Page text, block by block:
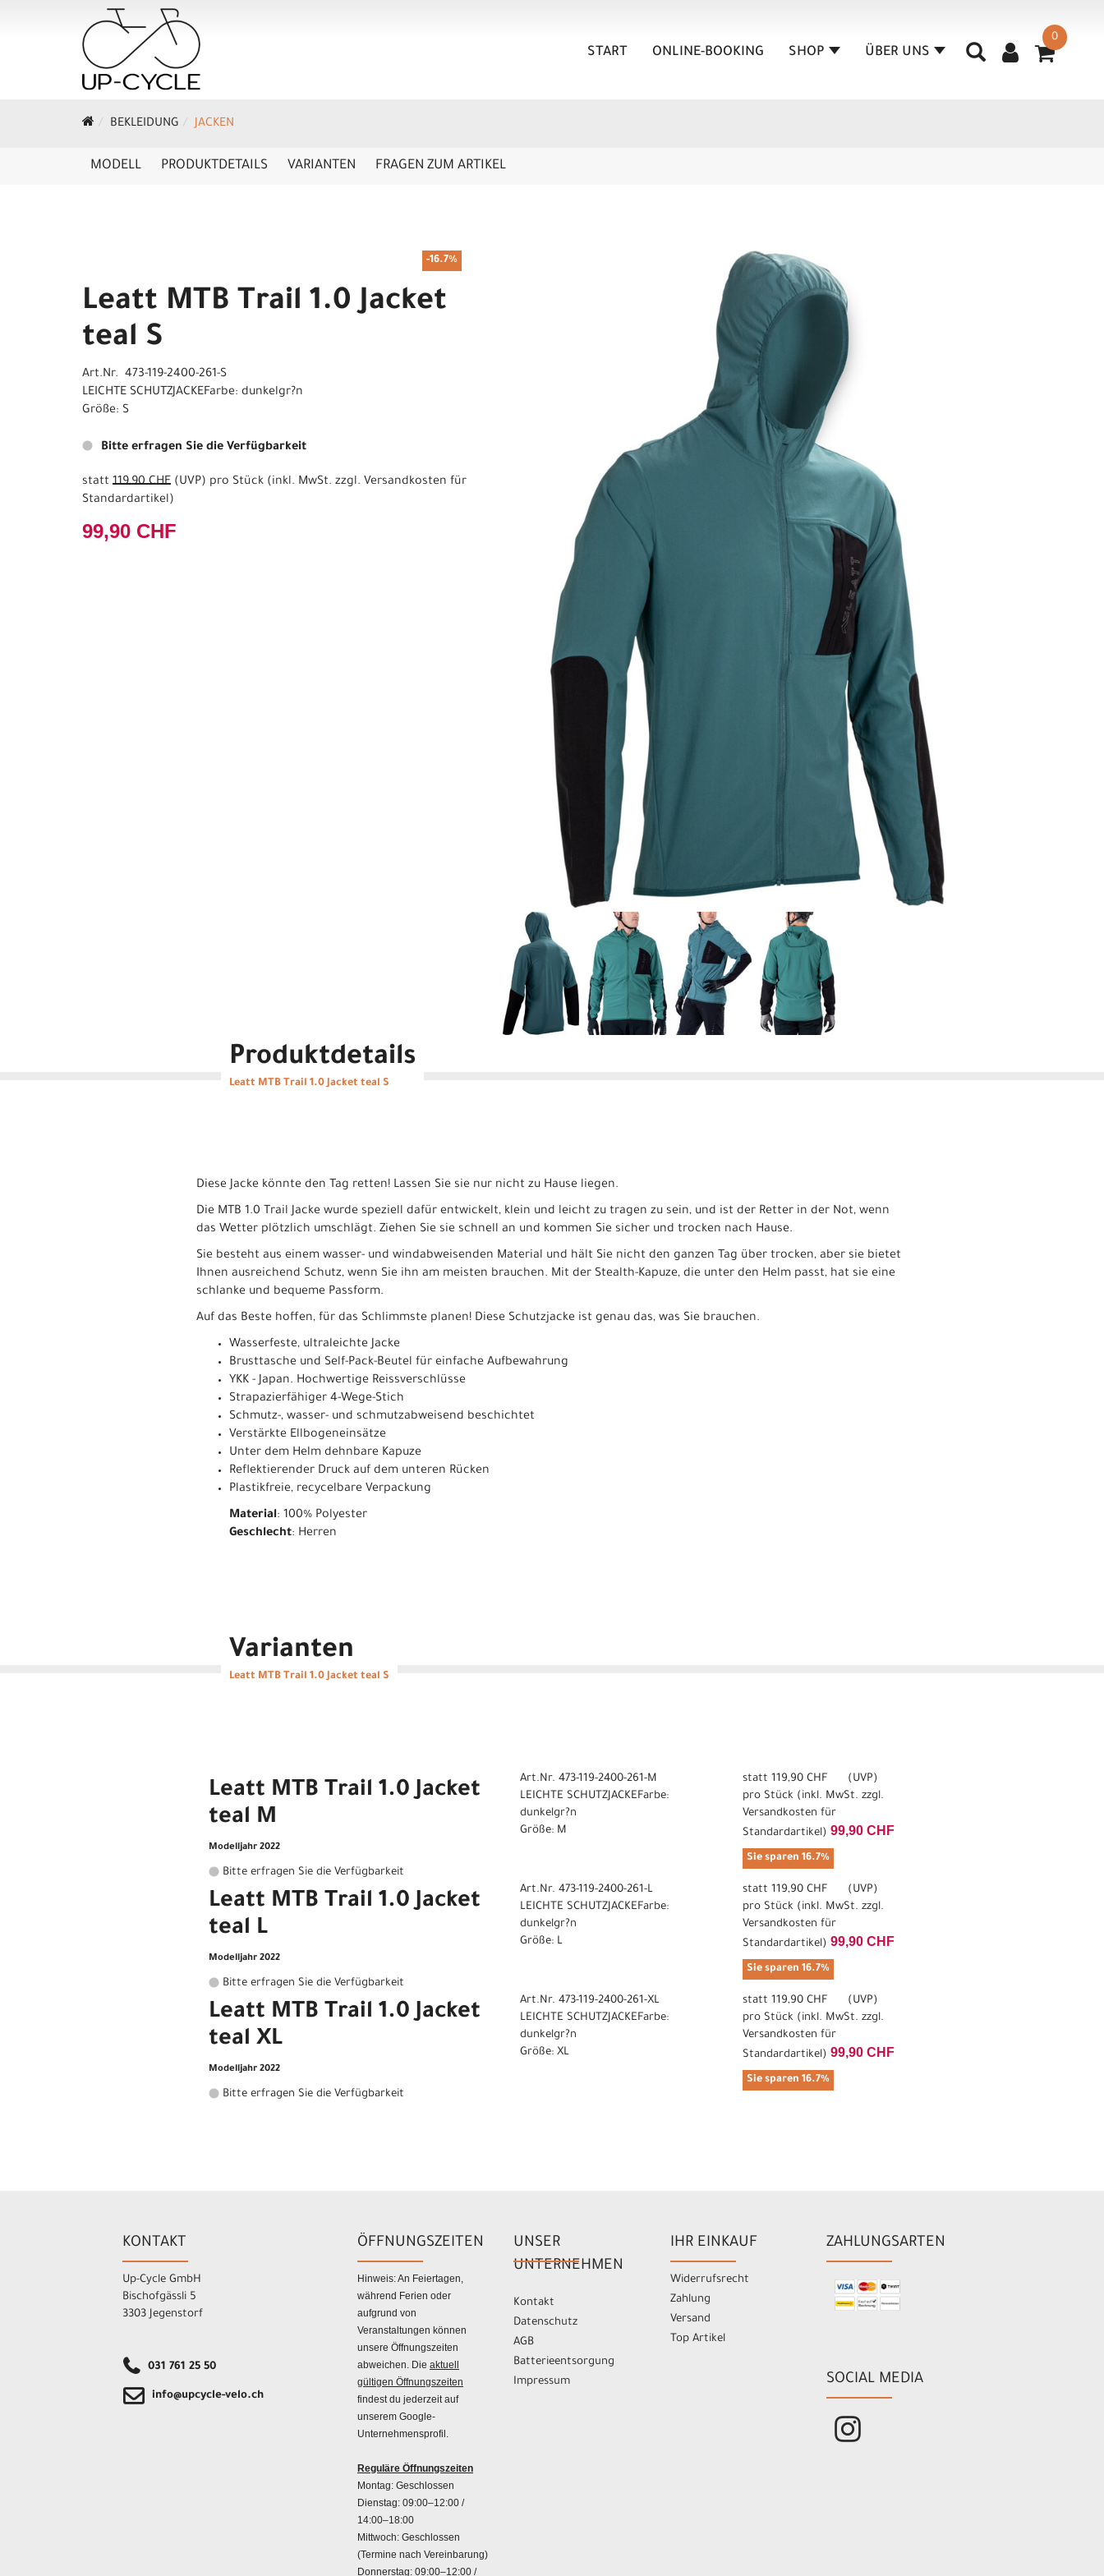
0
START ONLINE-BOOKING SHOP ÜBER UNS
BEKLEIDUNG JACKEN
MODELL PRODUKTDETAILS VARIANTEN FRAGEN ZUM ARTIKEL
-16.7%
Leatt MTB Trail 1.0 Jacket
teal S
Art.Nr. 473-119-2400-261-S
LEICHTE SCHUTZJACKEFarbe: dunkelgr?n
Größe: S
Bitte erfragen Sie die Verfügbarkeit
statt 119,90 CHF (UVP) pro Stück (inkl. MwSt. zzgl. Versandkosten für
Standardartikel)
99,90 CHF
Produktdetails
Leatt MTB Trail 1.0 Jacket teal S
Diese Jacke könnte den Tag retten! Lassen Sie sie nur nicht zu Hause liegen.
Die MTB 1.0 Trail Jacke wurde speziell dafür entwickelt, klein und leicht zu tragen zu sein, und ist der Retter in der Not, wenn
das Wetter plötzlich umschlägt. Ziehen Sie sie schnell an und kommen Sie sicher und trocken nach Hause.
Sie besteht aus einem wasser- und windabweisenden Material und hält Sie nicht den ganzen Tag über trocken, aber sie bietet
Ihnen ausreichend Schutz, wenn Sie ihn am meisten brauchen. Mit der Stealth-Kapuze, die unter den Helm passt, hat sie eine
schlanke und bequeme Passform.
Auf das Beste hoffen, für das Schlimmste planen! Diese Schutzjacke ist genau das, was Sie brauchen.
Wasserfeste, ultraleichte Jacke
Brusttasche und Self-Pack-Beutel für einfache Aufbewahrung
YKK - Japan. Hochwertige Reissverschlüsse
Strapazierfähiger 4-Wege-Stich
Schmutz-, wasser- und schmutzabweisend beschichtet
Verstärkte Ellbogeneinsätze
Unter dem Helm dehnbare Kapuze
Reflektierender Druck auf dem unteren Rücken
Plastikfreie, recycelbare Verpackung
Material: 100% Polyester
Geschlecht: Herren
Varianten
Leatt MTB Trail 1.0 Jacket teal S
Leatt MTB Trail 1.0 Jacket
teal M
Modelljahr 2022
Bitte erfragen Sie die Verfügbarkeit
Art.Nr. 473-119-2400-261-M
LEICHTE SCHUTZJACKEFarbe:
dunkelgr?n
Größe: M
statt 119,90 CHF ( UVP)
pro Stück (inkl. MwSt. zzgl.
Versandkosten für
Standardartikel) 99,90 CHF
Sie sparen 16.7%
Leatt MTB Trail 1.0 Jacket
teal L
Modelljahr 2022
Bitte erfragen Sie die Verfügbarkeit
Art.Nr. 473-119-2400-261-L
LEICHTE SCHUTZJACKEFarbe:
dunkelgr?n
Größe: L
statt 119,90 CHF ( UVP)
pro Stück (inkl. MwSt. zzgl.
Versandkosten für
Standardartikel) 99,90 CHF
Sie sparen 16.7%
Leatt MTB Trail 1.0 Jacket
teal XL
Modelljahr 2022
Bitte erfragen Sie die Verfügbarkeit
Art.Nr. 473-119-2400-261-XL
LEICHTE SCHUTZJACKEFarbe:
dunkelgr?n
Größe: XL
statt 119,90 CHF ( UVP)
pro Stück (inkl. MwSt. zzgl.
Versandkosten für
Standardartikel) 99,90 CHF
Sie sparen 16.7%
KONTAKT
Up-Cycle GmbH
Bischofgässli 5
3303 Jegenstorf
031 761 25 50
info@upcycle-velo.ch
ÖFFNUNGSZEITEN
Hinweis: An Feiertagen,
während Ferien oder
aufgrund von
Veranstaltungen können
unsere Öffnungszeiten
abweichen. Die aktuell
gültigen Öffnungszeiten
findest du jederzeit auf
unserem Google-
Unternehmensprofil.
Reguläre Öffnungszeiten
Montag: Geschlossen
Dienstag: 09:00–12:00 /
14:00–18:00
Mittwoch: Geschlossen
(Termine nach Vereinbarung)
Donnerstag: 09:00–12:00 /
UNSER
UNTERNEHMEN
Kontakt
Datenschutz
AGB
Batterieentsorgung
Impressum
IHR EINKAUF
Widerrufsrecht
Zahlung
Versand
Top Artikel
ZAHLUNGSARTEN
SOCIAL MEDIA